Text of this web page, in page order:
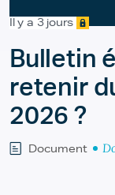
Il y a 3 jours
Bulletin
retenir
2026 ?
Document